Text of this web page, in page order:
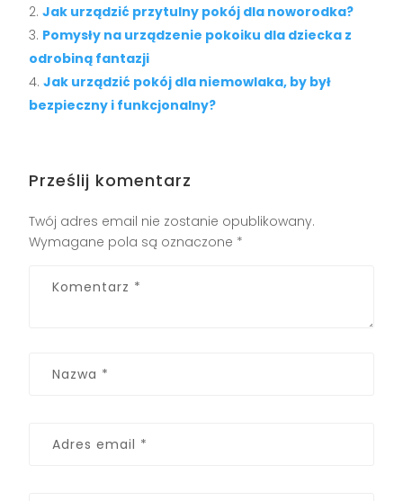
Jak urządzić przytulny pokój dla noworodka?
Pomysły na urządzenie pokoiku dla dziecka z
odrobiną fantazji
Jak urządzić pokój dla niemowlaka, by był
bezpieczny i funkcjonalny?
Prześlij komentarz
Twój adres email nie zostanie opublikowany.
Wymagane pola są oznaczone *